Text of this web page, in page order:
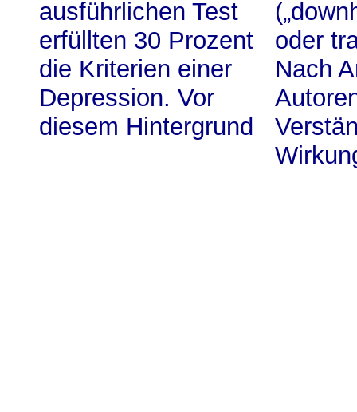
ausführlichen Test
erfüllten 30 Prozent
die Kriterien einer
Depression. Vor
diesem Hintergrund
oder
Nach